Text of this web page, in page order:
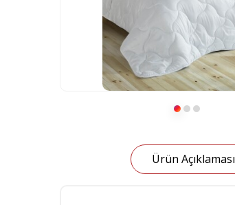
Ürün Açıklaması